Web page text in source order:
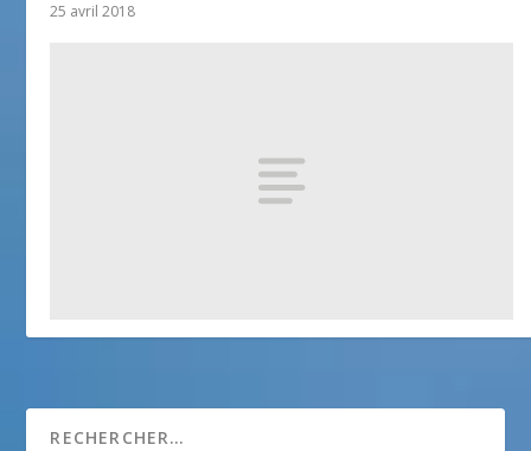
25 avril 2018